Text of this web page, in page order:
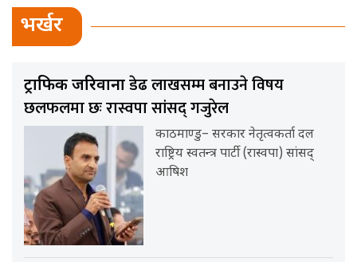
भर्खर
ट्राफिक जरिवानाडेढ लाखसम्म बनाउने विषय
छलफलमा छः रास्वपा सांसद् गजुरेल
काठमाण्डु– सरकार नेतृत्वकर्ता दल
राष्ट्रिय स्वतन्त्र पार्टी (रास्वपा) सांसद्
आषिश